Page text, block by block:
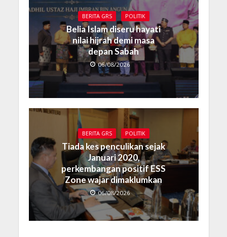
BERITA GRS POLITIK
Belia Islam diseru hayati
nilai hijrah demi masa
depan Sabah
06/08/2026
BERITA GRS POLITIK
Tiada kes penculikan sejak
Januari 2020,
perkembangan positif ESS
Zone wajar dimaklumkan
06/08/2026